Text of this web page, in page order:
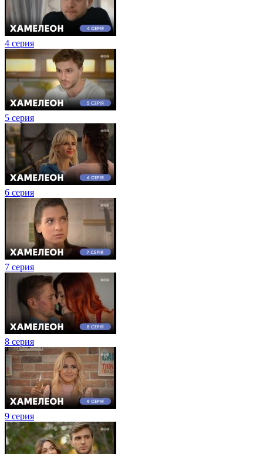
4 серия
5 серия
6 серия
7 серия
8 серия
9 серия